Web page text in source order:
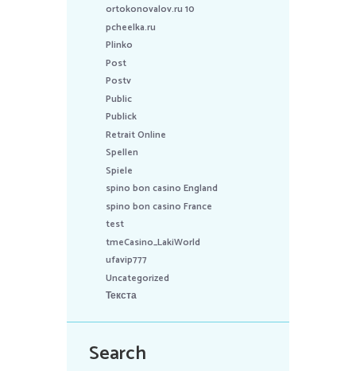
ortokonovalov.ru 10
pcheelka.ru
Plinko
Post
Postv
Public
Publick
Retrait Online
Spellen
Spiele
spino bon casino England
spino bon casino France
test
tmeCasino_LakiWorld
ufavip777
Uncategorized
Текста
Search